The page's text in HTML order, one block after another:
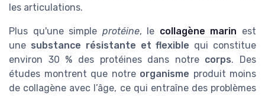
les articulations.
Plus qu'une simple protéine, le collagène marin est
une substance résistante et flexible qui constitue
environ 30 % des protéines dans notre corps. Des
études montrent que notre organisme produit moins
de collagène avec l’âge, ce qui entraîne des problèmes